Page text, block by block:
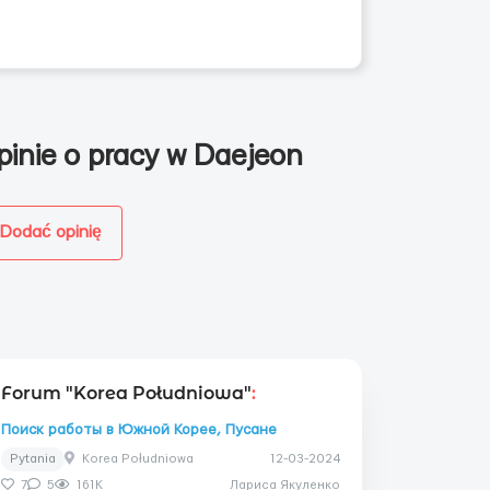
o pracy w Daejeon
Dodać opinię
Forum "Korea Południowa":
Поиск работы в Южной Корее, Пусане
Pytania Korea Południowa 12-03-2024
7 5 161K Лариса Якуленко